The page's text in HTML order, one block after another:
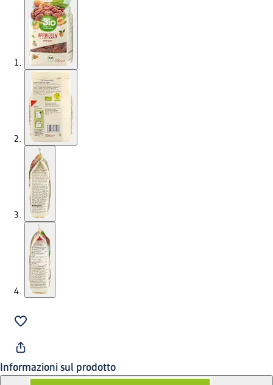
Informazioni sul prodotto